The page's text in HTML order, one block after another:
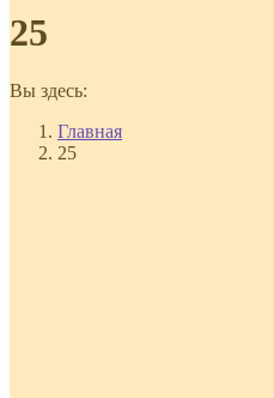
25
Вы здесь:
Главная
25